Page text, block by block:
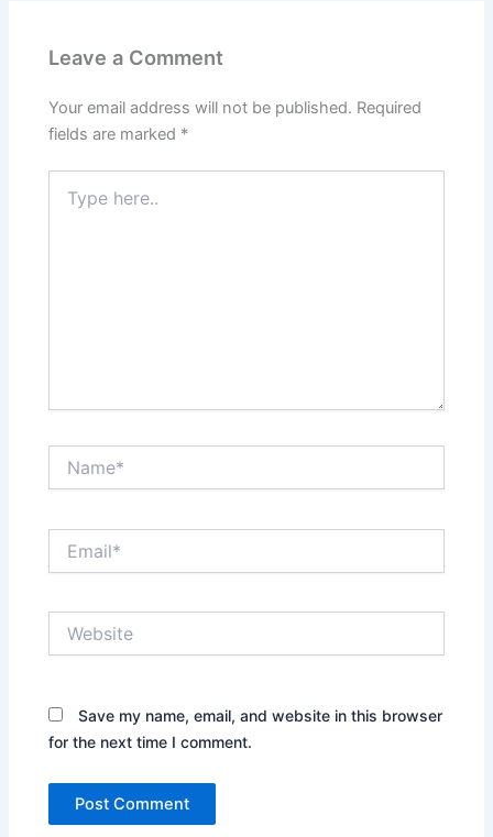
Leave a Comment
Your email address will not be published. Required
fields are marked *
here..
Save my name, email, and website in this browser
for the next time I comment.